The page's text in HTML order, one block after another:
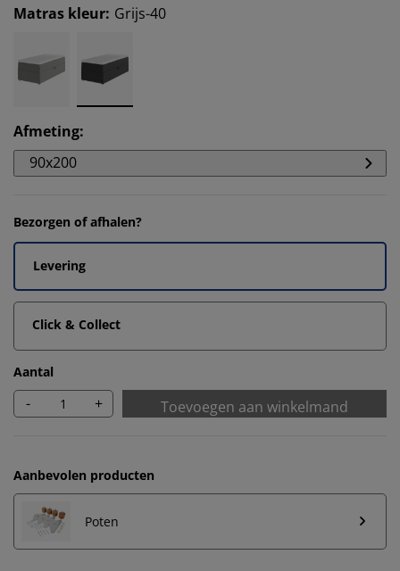
Matras kleur: Grijs-40
Afmeting:
90x200
Bezorgen of afhalen?
Levering
Click & Collect
Aantal
- + Toevoegen aan winkelmand
Aanbevolen producten
Poten